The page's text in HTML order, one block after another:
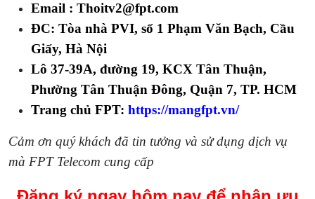
Email : Thoitv2@fpt.com
ĐC: Tòa nhà PVI, số 1 Phạm Văn Bạch, Cầu
Giấy, Hà Nội
Lô 37-39A, đường 19, KCX Tân Thuận,
Phường Tân Thuận Đông, Quận 7, TP. HCM
Trang chủ FPT: https://mangfpt.vn/
Cảm ơn quý khách đã tin tưởng và sử dụng dịch vụ
mà FPT Telecom cung cấp